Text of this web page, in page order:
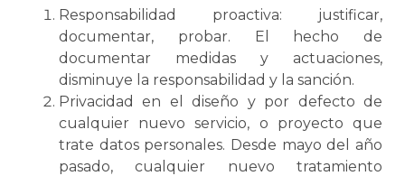
Responsabilidad proactiva: justificar,
documentar, probar. El hecho de
documentar medidas y actuaciones,
disminuye la responsabilidad y la sanción.
Privacidad en el diseño y por defecto de
cualquier nuevo servicio, o proyecto que
trate datos personales. Desde mayo del año
pasado, cualquier nuevo tratamiento